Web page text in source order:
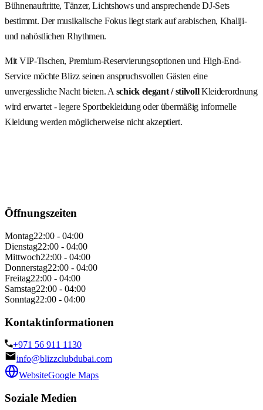
Bühnenauftritte, Tänzer, Lichtshows und ansprechende DJ-Sets
bestimmt. Der musikalische Fokus liegt stark auf arabischen, Khaliji-
und nahöstlichen Rhythmen.
Mit VIP-Tischen, Premium-Reservierungsoptionen und High-End-
Service möchte Blizz seinen anspruchsvollen Gästen eine
unvergessliche Nacht bieten. Aschick elegant / stilvollKleiderordnung
wird erwartet - legere Sportbekleidung oder übermäßig informelle
Kleidung werden möglicherweise nicht akzeptiert.
Öffnungszeiten
Montag22:00 - 04:00
Dienstag22:00 - 04:00
Mittwoch22:00 - 04:00
Donnerstag22:00 - 04:00
Freitag22:00 - 04:00
Samstag22:00 - 04:00
Sonntag22:00 - 04:00
Kontaktinformationen
+971 56 911 1130
info@blizzclubdubai.com
WebsiteGoogle Maps
Soziale Medien